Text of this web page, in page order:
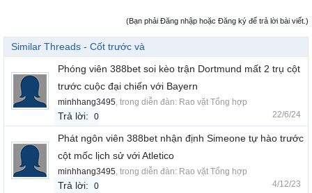
(Bạn phải Đăng nhập hoặc Đăng ký để trả lời bài viết.)
Similar Threads - Cốt trước và
Phóng viên 388bet soi kèo trận Dortmund mất 2 trụ cột
trước cuộc đại chiến với Bayern
minhhang3495, trong diễn đàn: Rao vặt Tổng hợp
Trả lời: 0 22/6/24
Phát ngôn viên 388bet nhận định Simeone tự hào trước
cột mốc lịch sử với Atletico
minhhang3495, trong diễn đàn: Rao vặt Tổng hợp
Trả lời: 0 4/12/23